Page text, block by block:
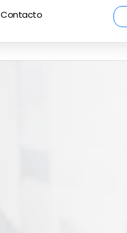
Contacto